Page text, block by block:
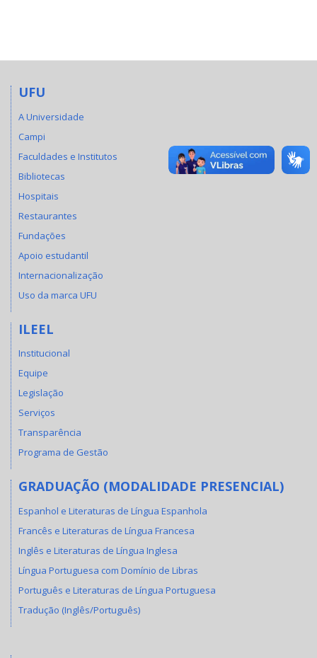
UFU
A Universidade
Campi
Faculdades e Institutos
Bibliotecas
Hospitais
Restaurantes
Fundações
Apoio estudantil
Internacionalização
Uso da marca UFU
ILEEL
Institucional
Equipe
Legislação
Serviços
Transparência
Programa de Gestão
GRADUAÇÃO (MODALIDADE PRESENCIAL)
Espanhol e Literaturas de Língua Espanhola
Francês e Literaturas de Língua Francesa
Inglês e Literaturas de Língua Inglesa
Língua Portuguesa com Domínio de Libras
Português e Literaturas de Língua Portuguesa
Tradução (Inglês/Português)